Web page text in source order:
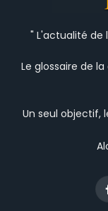
" L'actualité de
Le glossaire de
Un seul objectif,